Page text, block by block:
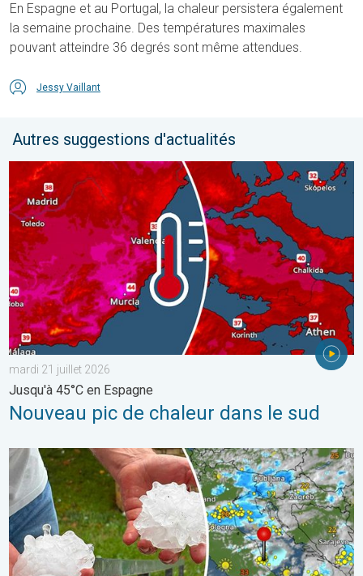
En Espagne et au Portugal, la chaleur persistera également
la semaine prochaine. Des températures maximales
pouvant atteindre 36 degrés sont même attendues.
Jessy Vaillant
Autres suggestions d'actualités
Nouveau pic de chaleur dans le sud. Jusqu'à 45°C en
mardi 21 juillet 2026
Jusqu'à 45°C en Espagne
Nouveau pic de chaleur dans le sud
Graves dégâts causés par les intempéries. Côte adriatique. .